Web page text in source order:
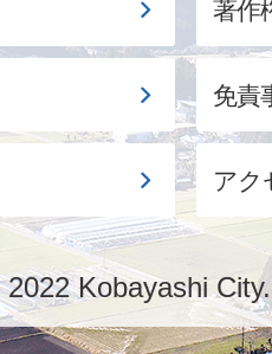
著作
免責
アク
Kobayashi